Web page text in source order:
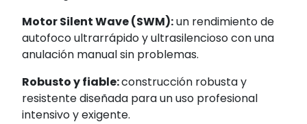
Motor Silent Wave (SWM):un rendimiento de
autofoco ultrarrápido y ultrasilencioso con una
anulación manual sin problemas.
Robusto y fiable:construcción robusta y
resistente diseñada para un uso profesional
intensivo y exigente.